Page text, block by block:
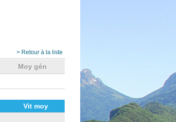
> Retour à la liste
Moy gén
Vit moy